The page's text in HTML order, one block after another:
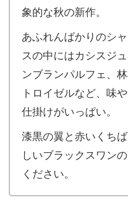
象的な秋の新作。
あふれんばかりのシ
スの中にはカシスジ
ンブランパルフェ、
トロイゼルなど、味
仕掛けがいっぱい。
漆黒の翼と赤いくち
しいブラックスワン
ください。